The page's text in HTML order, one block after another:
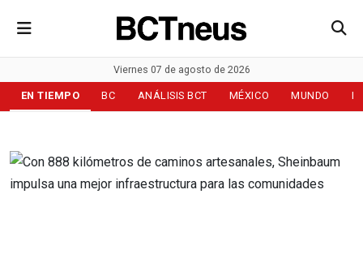
Viernes 07 de agosto de 2026
EN TIEMPO BC ANÁLISIS BCT MÉXICO MUNDO